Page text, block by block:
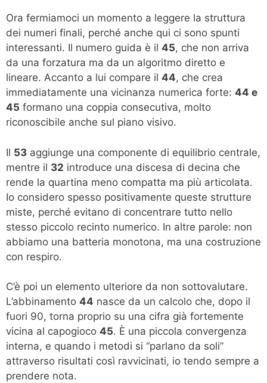
Ora fermiamoci un momento a leggere la struttura
dei numeri finali, perché anche qui ci sono spunti
interessanti. Il numero guida è il 45, che non arriva
da una forzatura ma da un algoritmo diretto e
lineare. Accanto a lui compare il 44, che crea
immediatamente una vicinanza numerica forte: 44 e
45 formano una coppia consecutiva, molto
riconoscibile anche sul piano visivo.
Il 53 aggiunge una componente di equilibrio centrale,
mentre il 32 introduce una discesa di decina che
rende la quartina meno compatta ma più articolata.
Io considero spesso positivamente queste strutture
miste, perché evitano di concentrare tutto nello
stesso piccolo recinto numerico. In altre parole: non
abbiamo una batteria monotona, ma una costruzione
con respiro.
C’è poi un elemento ulteriore da non sottovalutare.
L’abbinamento 44 nasce da un calcolo che, dopo il
fuori 90, torna proprio su una cifra già fortemente
vicina al capogioco 45. È una piccola convergenza
interna, e quando i metodi si “parlano da soli”
attraverso risultati così ravvicinati, io tendo sempre a
prendere nota.